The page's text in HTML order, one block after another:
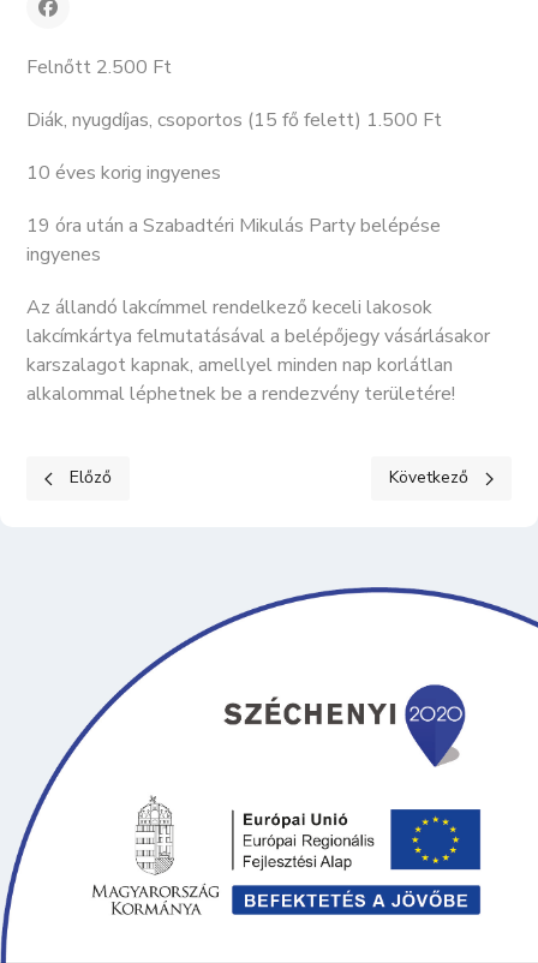
Felnőtt 2.500 Ft
Diák, nyugdíjas, csoportos (15 fő felett) 1.500 Ft
10 éves korig ingyenes
19 óra után a Szabadtéri Mikulás Party belépése
ingyenes
Az állandó lakcímmel rendelkező keceli lakosok
lakcímkártya felmutatásával a belépőjegy vásárlásakor
karszalagot kapnak, amellyel minden nap korlátlan
alkalommal léphetnek be a rendezvény területére!
Előző cikk: Nyitvatartás
Előző Következő cikk:
Következő